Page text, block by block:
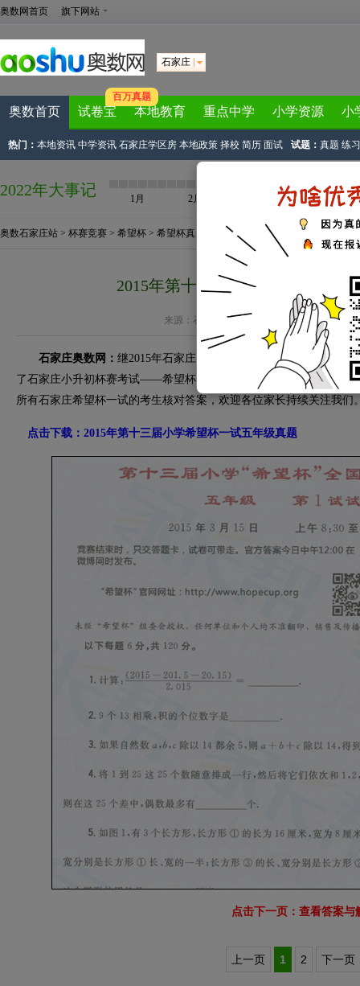
奥数网首页 旗下网站
石家庄
奥数首页 试卷宝
百万真题
本地教育 重点中学 小学资源 小
热门： 本地资讯 中学资讯 石家庄学区房 本地政策 择校 简历 面试 试题： 真题 练
2022年大事记 1月 2月 4月
奥数石家庄站 > 杯赛竞赛 > 希望杯 > 希望杯真题 > 正文
2015年第十三届小学希望杯一试
来源： 石家庄奥数网 作者：奥数网小编
石家庄奥数网： 继2015年石家庄小升初华杯赛的考试之后，2015
了石家庄小升初杯赛考试——希望杯的一试（初赛），石家庄奥数网
所有石家庄希望杯一试的考生核对答案，欢迎各位家长持续关注我们
点击下载：2015年第十三届小学希望杯一试五年级真题
点击下一页：查看答案与
上一页 1 2 下一页